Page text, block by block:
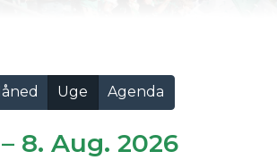
8. Aug. 2026
Uge Agenda